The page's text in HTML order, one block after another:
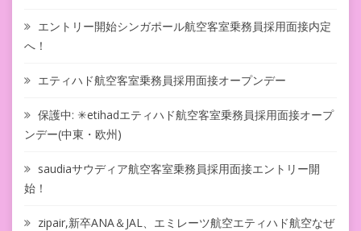
エントリー開始シンガポール航空客室乗務員採用面接内定
へ！
エティハド航空客室乗務員採用面接オープンデー
保護中: ✳︎etihadエティハド航空客室乗務員採用面接オープ
ンデー(中東・欧州)
saudiaサウディア航空客室乗務員採用面接エントリー開
始！
zipair,新卒ANA＆JAL、エミレーツ航空エティハド航空なぜ